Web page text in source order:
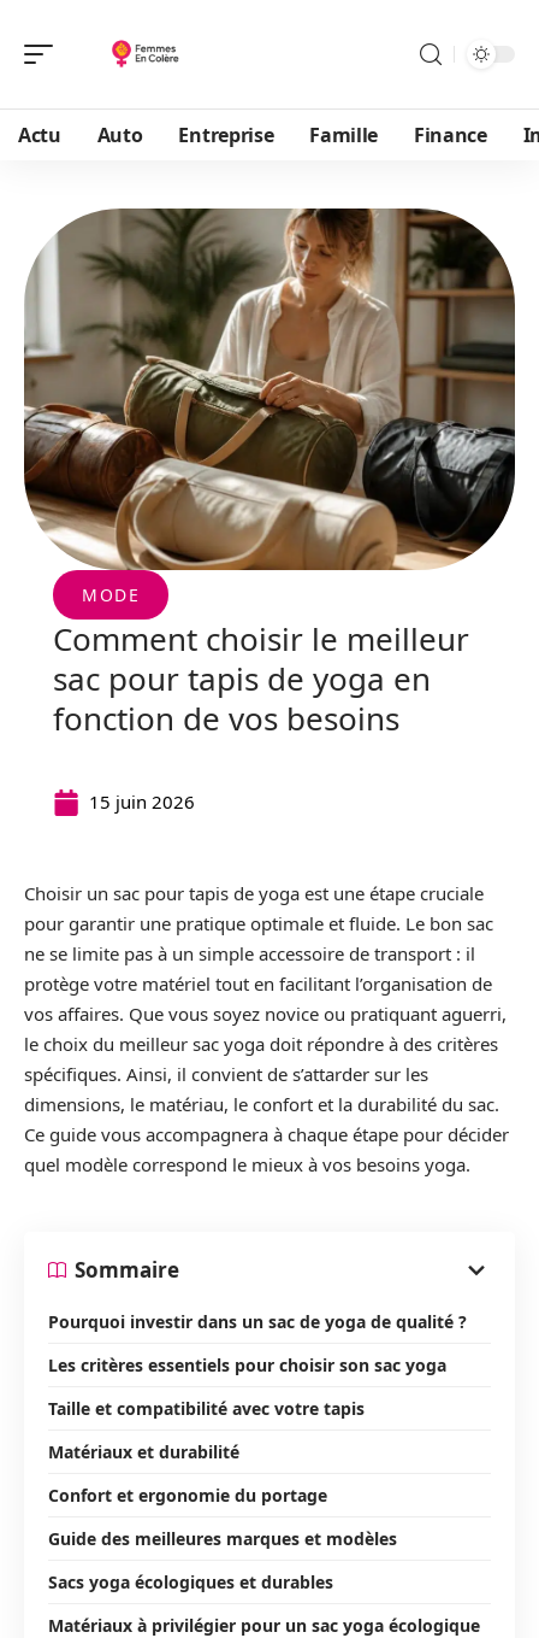
Actu Auto Entreprise Famille Finance
MODE
Comment choisir le meilleur
sac pour tapis de yoga en
fonction de vos besoins
15 juin 2026
Choisir un sac pour tapis de yoga est une étape cruciale
pour garantir une pratique optimale et fluide. Le bon sac
ne se limite pas à un simple accessoire de transport : il
protège votre matériel tout en facilitant l’organisation de
vos affaires. Que vous soyez novice ou pratiquant aguerri,
le choix du meilleur sac yoga doit répondre à des critères
spécifiques. Ainsi, il convient de s’attarder sur les
dimensions, le matériau, le confort et la durabilité du sac.
Ce guide vous accompagnera à chaque étape pour décider
quel modèle correspond le mieux à vos besoins yoga.
Sommaire
Pourquoi investir dans un sac de yoga de qualité ?
Les critères essentiels pour choisir son sac yoga
Taille et compatibilité avec votre tapis
Matériaux et durabilité
Confort et ergonomie du portage
Guide des meilleures marques et modèles
Sacs yoga écologiques et durables
Matériaux à privilégier pour un sac yoga écologique